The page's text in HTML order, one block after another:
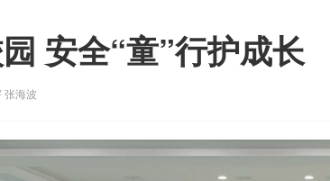
安全“童”行护成长
张海波